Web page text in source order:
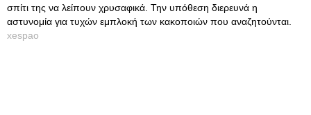
σπίτι της να λείπουν χρυσαφικά. Την υπόθεση διερευνά η
αστυνομία για τυχών εμπλοκή των κακοποιών που αναζητούνται.
xespao